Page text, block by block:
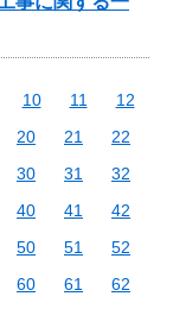
10 11
12
20 21
22
30 31
32
40 41
42
50 51
52
60 61
62